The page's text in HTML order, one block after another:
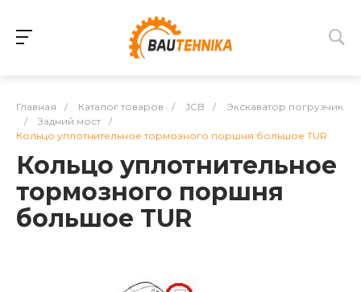
Главная / Каталог товаров / JCB /
Экскаватор погрузчик
/
Задний мост
/
Кольцо уплотнительное тормозного поршня большое TUR
Кольцо уплотнительное
тормозного поршня
большое TUR